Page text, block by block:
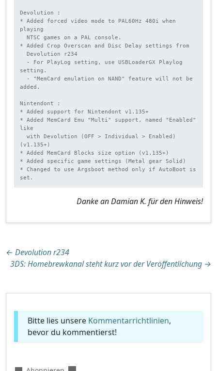
Devolution :
* Added forced video mode to PAL60Hz 480i when
playing
  NTSC games on a PAL console.
* Added Crop Overscan and Disc Delay settings from
  Devolution r234
setting.
added.
Nintendont :
* Added support for Nintendont v1.135+
* Added MemCard Emu "Multi" support, named "Enabled"
like
  with Devolution (OFF > Individual > Enabled)
(v1.135+)
* Added MemCard Blocks size option (v1.135+)
* Added specific game settings (Metal gear Solid)
* Changed to use Argsboot method only if AutoBoot is
set.
Danke an Damian K. für den Hinweis!
Beitragsnavigation
← Devolution r234
3DS: Homebrewkanal steht kurz vor der Veröffentlichung →
Bitte lies unsere Kommentarrichtlinien,
bevor du kommentierst!